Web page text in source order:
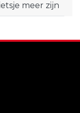
meer zijn